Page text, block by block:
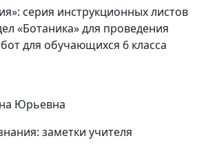
серия инструкционных листов
«Ботаника» для проведения
для обучающихся 6 класса
Юрьевна
заметки учителя